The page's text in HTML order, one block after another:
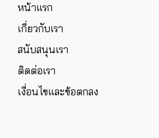
หน้าแรก
เกี่ยวกับเรา
สนับสนุนเรา
ติดต่อเรา
เงื่อนไขและข้อตกลง